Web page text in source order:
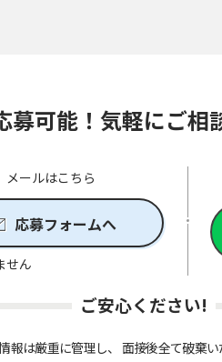
募可能！気軽にご相
メールはこちら
応募フォームへ
せん
ご安心ください!
報は厳重に管理し、 面接後全て破棄